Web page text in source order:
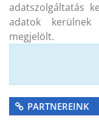
adatszolgáltatás
adatok
megjelölt.
PARTNEREINK